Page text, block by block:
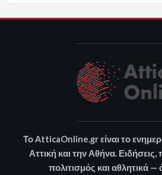
ΤοAtticaOnline.grείναι το
Αττική και την Αθήνα. Ειδήσεις,
πολιτισμός και αθλητικά